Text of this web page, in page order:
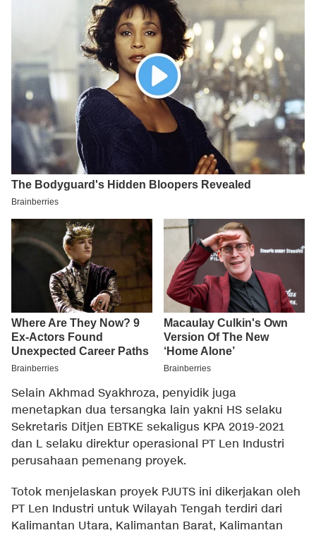
Selain Akhmad Syakhroza, penyidik juga
menetapkan dua tersangka lain yakni HS selaku
Sekretaris Ditjen EBTKE sekaligus KPA 2019-2021
dan L selaku direktur operasional PT Len Industri
perusahaan pemenang proyek.
Totok menjelaskan proyek PJUTS ini dikerjakan oleh
PT Len Industri untuk Wilayah Tengah terdiri dari
Kalimantan Utara, Kalimantan Barat, Kalimantan